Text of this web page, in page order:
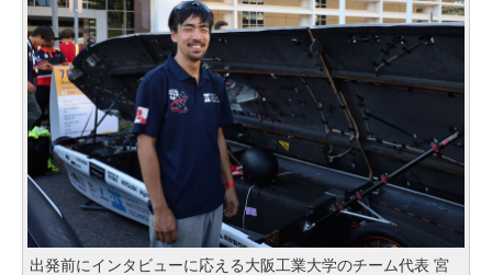
出発前にインタビューに応える大阪工業大学のチーム代表 宮